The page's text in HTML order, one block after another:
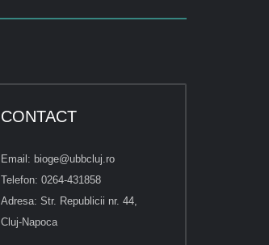
CONTACT
Email: bioge@ubbcluj.ro
Telefon: 0264-431858
Adresa: Str. Republicii nr. 44,
Cluj-Napoca